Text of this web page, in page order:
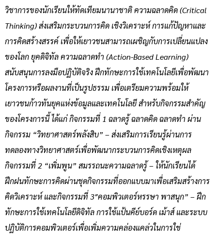
วิชาการของนักเรียนให้ทัดเทียมนานาชาติ ความฉลาดคิด (Critical
Thinking) ส่งเสริมกระบวนการคิด เชิงวิเคราะห์ การแก้ปัญหาและ
การคิดสร้างสรรค์ เพื่อให้เยาวชนสามารถเผชิญกับการเปลี่ยนแปลง
ของโลก ยุคดิจิทัล ความฉลาดทำ (Action-Based Learning)
สนับสนุนการลงมือปฏิบัติจริง ฝึกทักษะการใช้เทคโนโลยีเพื่อพัฒนา
โครงการหรือผลงานที่เป็นรูปธรรม เพื่อเตรียมความพร้อมให้
เยาวชนก้าวทันยุคแห่งข้อมูลและเทคโนโลยี สำหรับกิจกรรมสำคัญ
ของโครงการนี้ ได้แก่ กิจกรรมที่ 1 ฉลาดรู้ ฉลาดคิด ฉลาดทำ ผ่าน
กิจกรรม “วิทยาศาสตร์พลังสิบ” – ส่งเสริมการเรียนรู้ผ่านการ
ทดลองทางวิทยาศาสตร์เพื่อพัฒนากระบวนการคิดเชิงเหตุผล
กิจกรรมที่ 2 “เพิ่มพูน” สมรรถนะความฉลาดรู้ – ให้นักเรียนได้
ฝึกฝนทักษะการคิดผ่านชุดกิจกรรมที่ออกแบบมาเพื่อเสริมสร้างการ
คิดวิเคราะห์ และกิจกรรมที่ 3″คอมพิวเตอร์หรรษา พาสนุก” – ฝึก
ทักษะการใช้เทคโนโลยีดิจิทัล การใช้แป้นคีย์บอร์ด เม้าส์ และระบบ
ปฏิบัติการคอมพิวเตอร์เพื่อเพิ่มความคล่องแคล่วในการใช่